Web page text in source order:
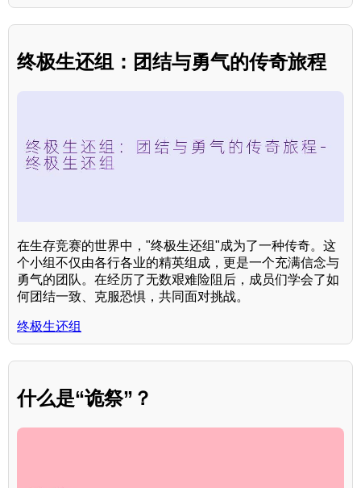
终极生还组：团结与勇气的传奇旅程
在生存竞赛的世界中，"终极生还组"成为了一种传奇。这
个小组不仅由各行各业的精英组成，更是一个充满信念与
勇气的团队。在经历了无数艰难险阻后，成员们学会了如
何团结一致、克服恐惧，共同面对挑战。
终极生还组
什么是“诡祭”？